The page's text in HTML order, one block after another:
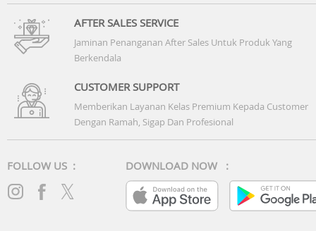
AFTER SALES SERVICE
Jaminan Penanganan After Sales Untuk Produk Yang
Berkendala
CUSTOMER SUPPORT
Memberikan Layanan Kelas Premium Kepada Customer
Dengan Ramah, Sigap Dan Profesional
FOLLOW US : DOWNLOAD NOW :